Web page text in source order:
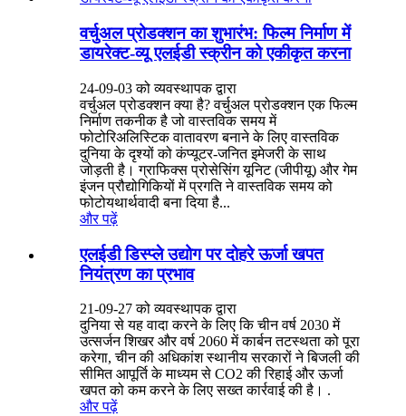
वर्चुअल प्रोडक्शन का शुभारंभ: फिल्म निर्माण में
डायरेक्ट-व्यू एलईडी स्क्रीन को एकीकृत करना
24-09-03 को व्यवस्थापक द्वारा
वर्चुअल प्रोडक्शन क्या है? वर्चुअल प्रोडक्शन एक फिल्म
निर्माण तकनीक है जो वास्तविक समय में
फोटोरिअलिस्टिक वातावरण बनाने के लिए वास्तविक
दुनिया के दृश्यों को कंप्यूटर-जनित इमेजरी के साथ
जोड़ती है। ग्राफिक्स प्रोसेसिंग यूनिट (जीपीयू) और गेम
इंजन प्रौद्योगिकियों में प्रगति ने वास्तविक समय को
फोटोयथार्थवादी बना दिया है...
और पढ़ें
एलईडी डिस्प्ले उद्योग पर दोहरे ऊर्जा खपत
नियंत्रण का प्रभाव
21-09-27 को व्यवस्थापक द्वारा
दुनिया से यह वादा करने के लिए कि चीन वर्ष 2030 में
उत्सर्जन शिखर और वर्ष 2060 में कार्बन तटस्थता को पूरा
करेगा, चीन की अधिकांश स्थानीय सरकारों ने बिजली की
सीमित आपूर्ति के माध्यम से CO2 की रिहाई और ऊर्जा
खपत को कम करने के लिए सख्त कार्रवाई की है। .
और पढ़ें